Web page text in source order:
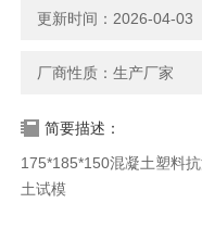
更新时间：2026-04-03
厂商性质：生产厂家
简要描述：
175*185*150混凝土塑料
土试模